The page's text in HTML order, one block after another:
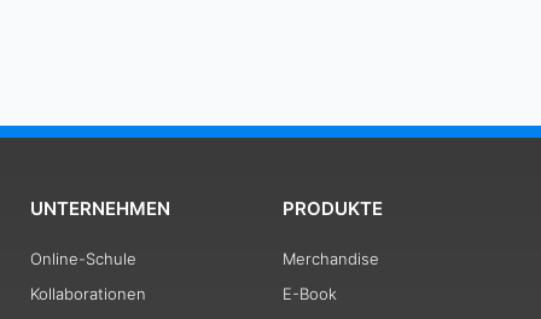
UNTERNEHMEN
Online-Schule
Kollaborationen
PRODUKTE
Merchandise
E-Book